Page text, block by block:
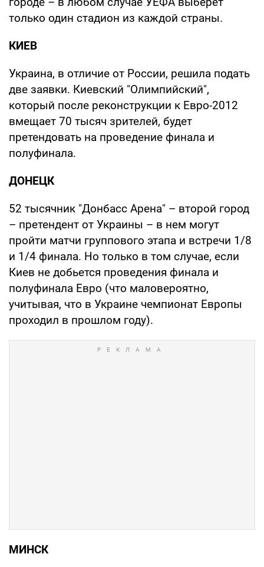
только один стадион из каждой страны.
КИЕВ
Украина, в отличие от России, решила подать
две заявки. Киевский "Олимпийский",
который после реконструкции к Евро-2012
вмещает 70 тысяч зрителей, будет
претендовать на проведение финала и
полуфинала.
ДОНЕЦК
52 тысячник "Донбасс Арена" – второй город
– претендент от Украины – в нем могут
пройти матчи группового этапа и встречи 1/8
и 1/4 финала. Но только в том случае, если
Киев не добьется проведения финала и
полуфинала Евро (что маловероятно,
учитывая, что в Украине чемпионат Европы
проходил в прошлом году).
МИНСК